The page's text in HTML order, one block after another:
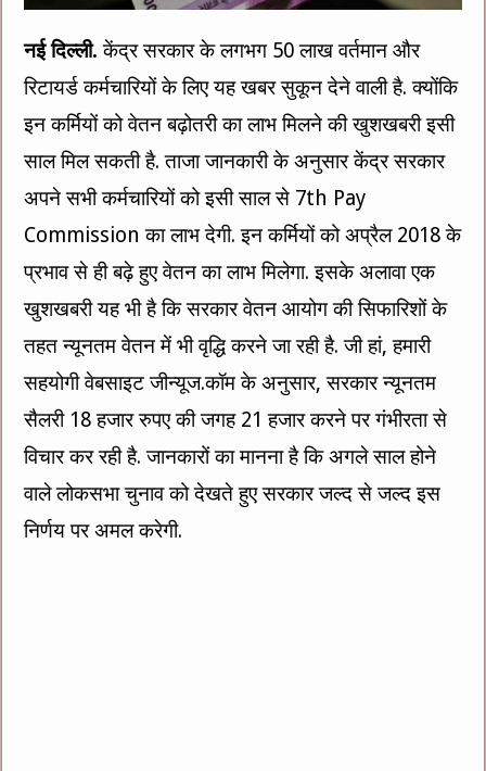
नई दिल्ली. केंद्र सरकार के लगभग 50 लाख वर्तमान और
रिटायर्ड कर्मचारियों के लिए यह खबर सुकून देने वाली है. क्योंकि
इन कर्मियों को वेतन बढ़ोतरी का लाभ मिलने की खुशखबरी इसी
साल मिल सकती है. ताजा जानकारी के अनुसार केंद्र सरकार
अपने सभी कर्मचारियों को इसी साल से 7th Pay
Commission का लाभ देगी. इन कर्मियों को अप्रैल 2018 के
प्रभाव से ही बढ़े हुए वेतन का लाभ मिलेगा. इसके अलावा एक
खुशखबरी यह भी है कि सरकार वेतन आयोग की सिफारिशों के
तहत न्यूनतम वेतन में भी वृद्धि करने जा रही है. जी हां, हमारी
सहयोगी वेबसाइट जीन्यूज.कॉम के अनुसार, सरकार न्यूनतम
सैलरी 18 हजार रुपए की जगह 21 हजार करने पर गंभीरता से
विचार कर रही है. जानकारों का मानना है कि अगले साल होने
वाले लोकसभा चुनाव को देखते हुए सरकार जल्द से जल्द इस
निर्णय पर अमल करेगी.